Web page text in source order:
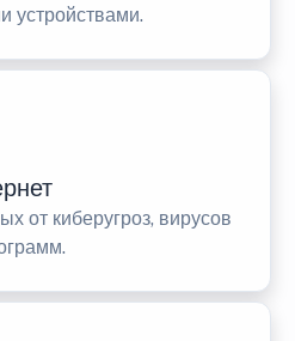
устройствами.
от киберугроз, вирусов